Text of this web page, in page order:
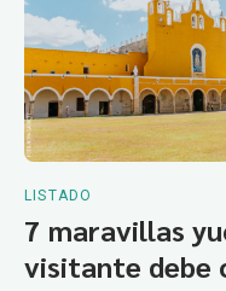
LISTADO
7 maravillas
visitante debe